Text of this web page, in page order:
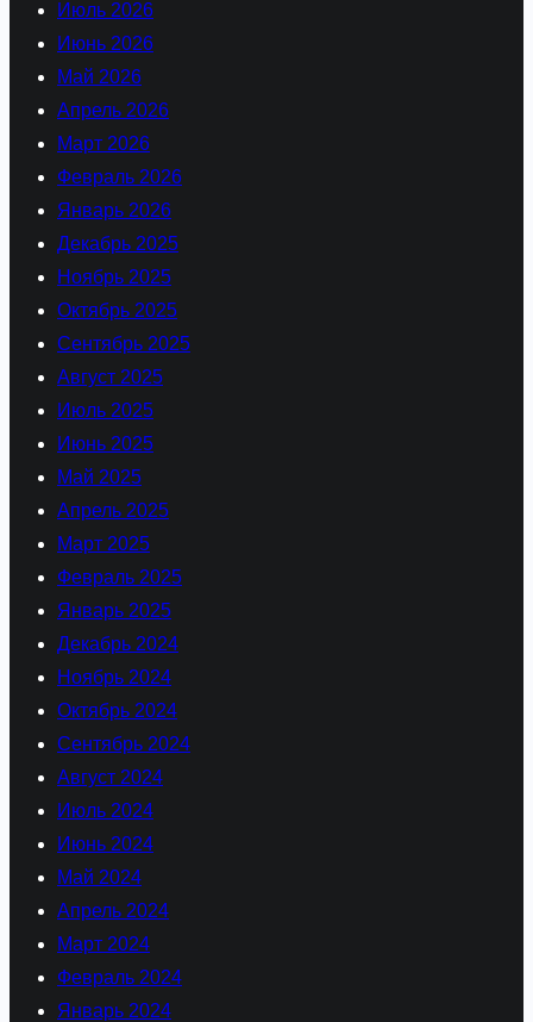
Июль 2026
Июнь 2026
Май 2026
Апрель 2026
Март 2026
Февраль 2026
Январь 2026
Декабрь 2025
Ноябрь 2025
Октябрь 2025
Сентябрь 2025
Август 2025
Июль 2025
Июнь 2025
Май 2025
Апрель 2025
Март 2025
Февраль 2025
Январь 2025
Декабрь 2024
Ноябрь 2024
Октябрь 2024
Сентябрь 2024
Август 2024
Июль 2024
Июнь 2024
Май 2024
Апрель 2024
Март 2024
Февраль 2024
Январь 2024